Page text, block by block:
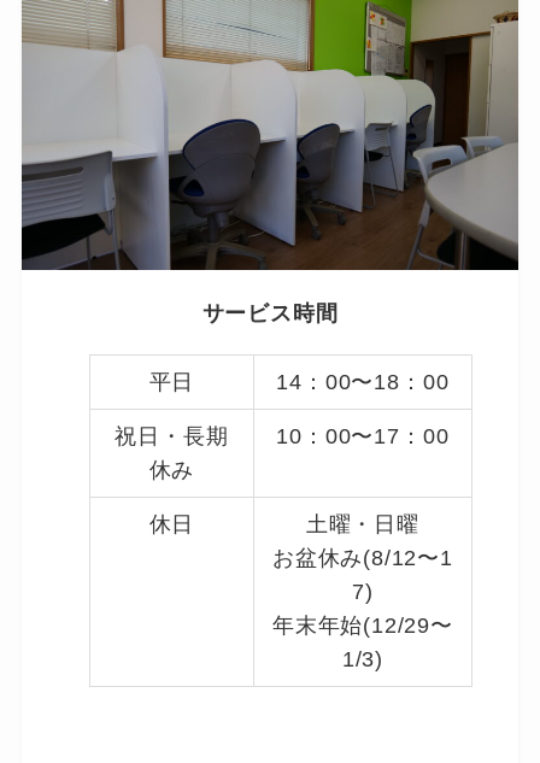
サービス時間
平日 14：00〜18：00
祝日・長期
休み
10：00〜17：00
休日
土曜・日曜
お盆休み(8/12〜1
7)
年末年始(12/29〜
1/3)